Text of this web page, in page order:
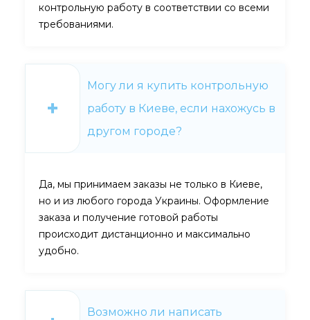
контрольную работу в соответствии со всеми
требованиями.
Могу ли я купить контрольную
работу в Киеве, если нахожусь в
другом городе?
Да, мы принимаем заказы не только в Киеве,
но и из любого города Украины. Оформление
заказа и получение готовой работы
происходит дистанционно и максимально
удобно.
Возможно ли написать